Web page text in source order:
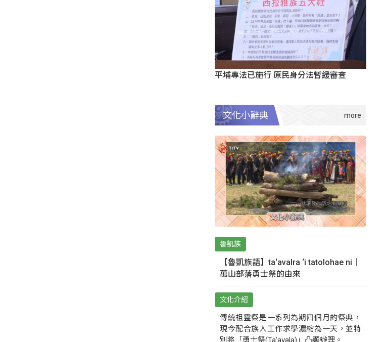
平埔專法已施行 原民身分法暫緩審查
文化小辭典
魯凱族
【魯凱族語】ta‘avalra ‘i tatolohae ni｜
萬山部落勇士祭的由來
文化介紹
傳統祖靈祭是一系列為期四個月的祭典，
現今配合族人工作求學濃縮為一天，並特
別將「勇士祭(Ta‘avala)」凸顯辦理。